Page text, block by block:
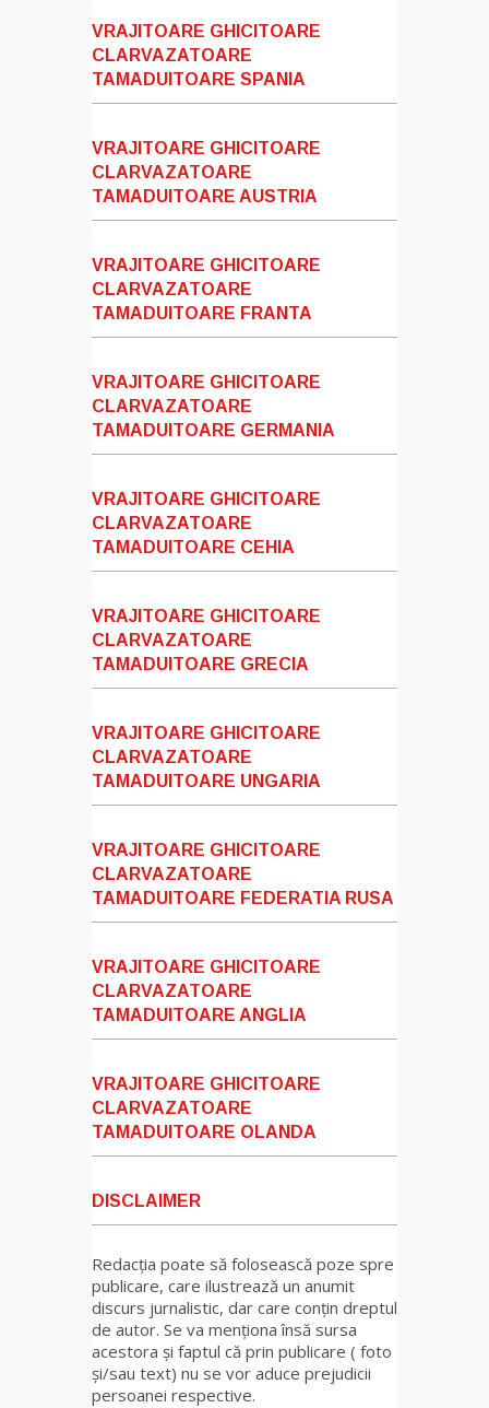
VRAJITOARE GHICITOARE
CLARVAZATOARE
TAMADUITOARE SPANIA
VRAJITOARE GHICITOARE
CLARVAZATOARE
TAMADUITOARE AUSTRIA
VRAJITOARE GHICITOARE
CLARVAZATOARE
TAMADUITOARE FRANTA
VRAJITOARE GHICITOARE
CLARVAZATOARE
TAMADUITOARE GERMANIA
VRAJITOARE GHICITOARE
CLARVAZATOARE
TAMADUITOARE CEHIA
VRAJITOARE GHICITOARE
CLARVAZATOARE
TAMADUITOARE GRECIA
VRAJITOARE GHICITOARE
CLARVAZATOARE
TAMADUITOARE UNGARIA
VRAJITOARE GHICITOARE
CLARVAZATOARE
TAMADUITOARE FEDERATIA RUSA
VRAJITOARE GHICITOARE
CLARVAZATOARE
TAMADUITOARE ANGLIA
VRAJITOARE GHICITOARE
CLARVAZATOARE
TAMADUITOARE OLANDA
DISCLAIMER
Redacția poate să folosească poze spre
publicare, care ilustrează un anumit
discurs jurnalistic, dar care conțin dreptul
de autor. Se va menționa însă sursa
acestora și faptul că prin publicare ( foto
și/sau text) nu se vor aduce prejudicii
persoanei respective.